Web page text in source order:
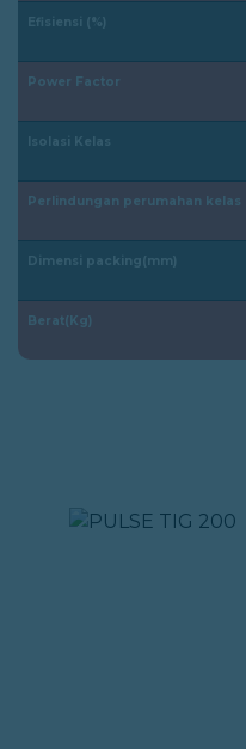
Efisiensi (%)
Power Factor
Isolasi Kelas
Perlindungan perumahan kelas
Dimensi packing(mm)
Berat(Kg)